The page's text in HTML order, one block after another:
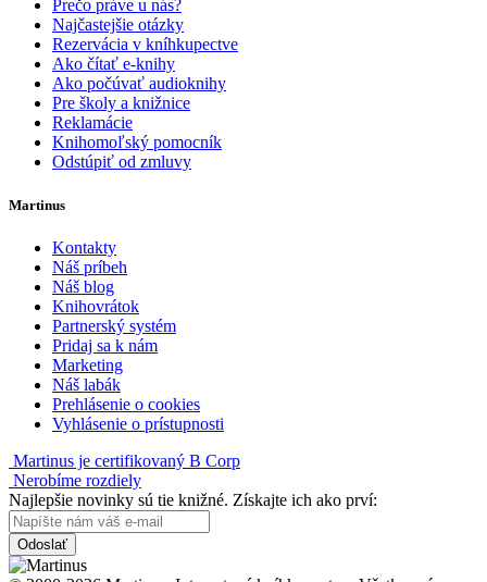
Prečo práve u nás?
Najčastejšie otázky
Rezervácia v kníhkupectve
Ako čítať e-knihy
Ako počúvať audioknihy
Pre školy a knižnice
Reklamácie
Knihomoľský pomocník
Odstúpiť od zmluvy
Martinus
Kontakty
Náš príbeh
Náš blog
Knihovrátok
Partnerský systém
Pridaj sa k nám
Marketing
Náš labák
Prehlásenie o cookies
Vyhlásenie o prístupnosti
Martinus je certifikovaný B Corp
Nerobíme rozdiely
Najlepšie novinky sú tie knižné. Získajte ich ako prví:
Odoslať